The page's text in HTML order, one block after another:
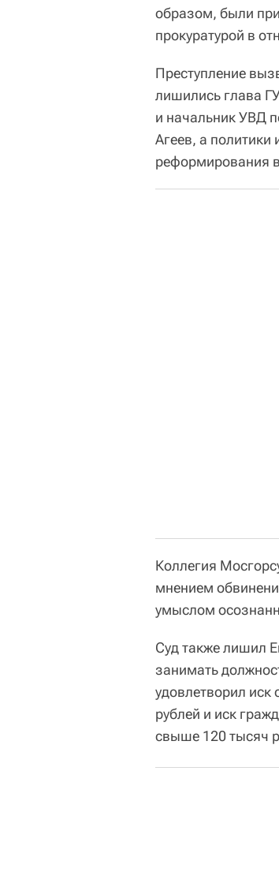
образом, были
прокуратурой в
Преступление
лишились глава
и начальник УВД
Агеев, а
реформирования
Коллегия
мнением
умыслом
Суд также лишил
занимать
удовлетворил иск
рублей и иск
свыше 120 тысяч